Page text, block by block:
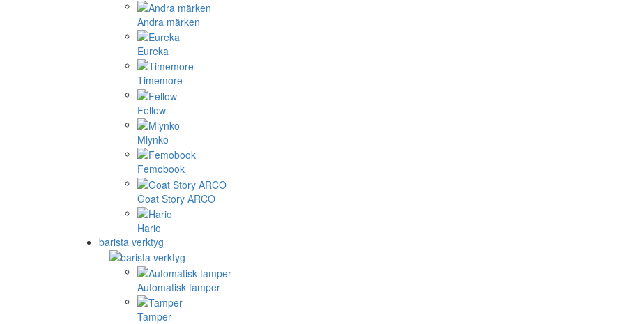
Andra märken
Eureka
Timemore
Fellow
Mlynko
Femobook
Goat Story ARCO
Hario
barista verktyg
Automatisk tamper
Tamper